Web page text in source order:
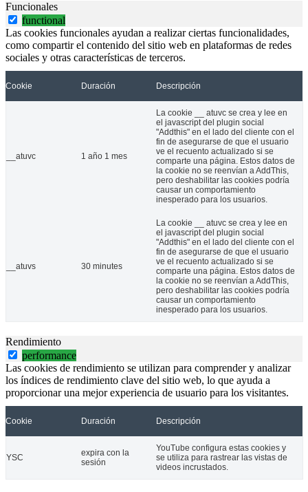
Funcionales
functional
Las cookies funcionales ayudan a realizar ciertas funcionalidades,
como compartir el contenido del sitio web en plataformas de redes
sociales y otras características de terceros.
Cookie Duración Descripción
__atuvc 1 año 1 mes
La cookie __ atuvc se crea y lee en
el javascript del plugin social
"Addthis" en el lado del cliente con el
fin de asegurarse de que el usuario
ve el recuento actualizado si se
comparte una página. Estos datos de
la cookie no se reenvían a AddThis,
pero deshabilitar las cookies podría
causar un comportamiento
inesperado para los usuarios.
__atuvs 30 minutes
La cookie __ atuvc se crea y lee en
el javascript del plugin social
"Addthis" en el lado del cliente con el
fin de asegurarse de que el usuario
ve el recuento actualizado si se
comparte una página. Estos datos de
la cookie no se reenvían a AddThis,
pero deshabilitar las cookies podría
causar un comportamiento
inesperado para los usuarios.
Rendimiento
performance
Las cookies de rendimiento se utilizan para comprender y analizar
los índices de rendimiento clave del sitio web, lo que ayuda a
proporcionar una mejor experiencia de usuario para los visitantes.
Cookie Duración Descripción
YSC
expira con la
sesión
YouTube configura estas cookies y
se utiliza para rastrear las vistas de
videos incrustados.